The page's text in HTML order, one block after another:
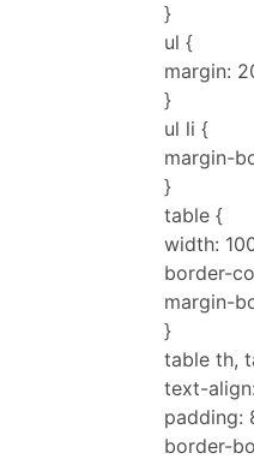
}
ul {
margin:
}
ul li {
margin-
}
table {
width:
border-
margin-
}
table th,
text-
padding:
border-